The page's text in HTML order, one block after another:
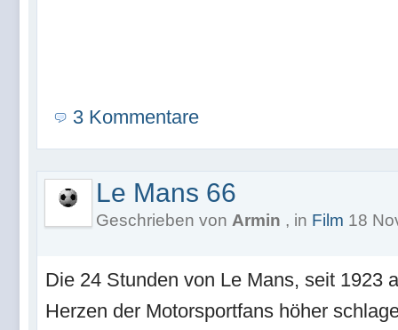
3 Kommentare
Le Mans 66
Geschrieben von Armin , in Film 18
Die 24 Stunden von Le Mans, seit 1923
Herzen der Motorsportfans höher